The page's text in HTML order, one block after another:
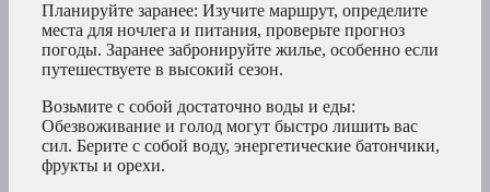
Планируйте заранее: Изучите маршрут, определите
места для ночлега и питания, проверьте прогноз
погоды. Заранее забронируйте жилье, особенно если
путешествуете в высокий сезон.
Возьмите с собой достаточно воды и еды:
Обезвоживание и голод могут быстро лишить вас
сил. Берите с собой воду, энергетические батончики,
фрукты и орехи.